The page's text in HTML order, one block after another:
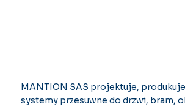
MANTION SAS projektuje,
systemy przesuwne do drzwi, bram,